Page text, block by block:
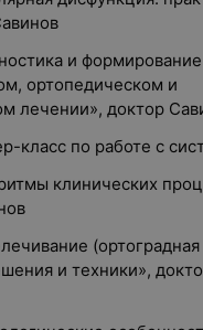
и формирование
ортопедическом и
лечении», доктор
класс по работе с
клинических
(ортоградная
и техники»,